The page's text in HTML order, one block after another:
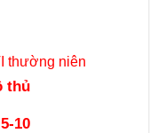
thường niên
thủ
10